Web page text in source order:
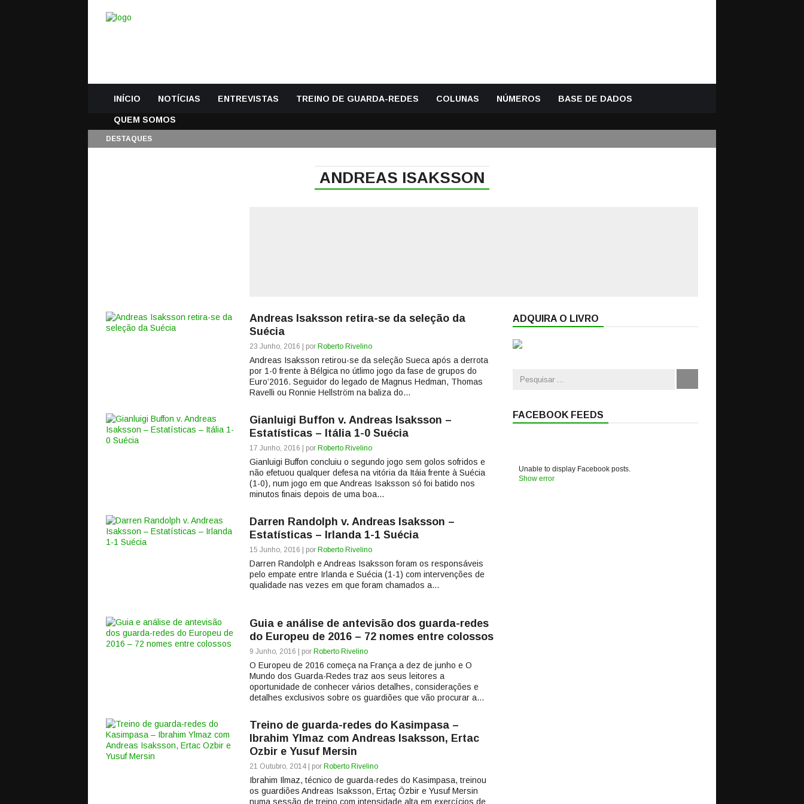
INÍCIO NOTÍCIAS ENTREVISTAS TREINO DE GUARDA-REDES COLUNAS NÚMEROS BASE DE DADOS
QUEM SOMOS
DESTAQUES
ANDREAS ISAKSSON
Andreas Isaksson retira-se da seleção da
Suécia
23 Junho, 2016 | por Roberto Rivelino
Andreas Isaksson retirou-se da seleção Sueca após a derrota
por 1-0 frente à Bélgica no útlimo jogo da fase de grupos do
Euro’2016. Seguidor do legado de Magnus Hedman, Thomas
Ravelli ou Ronnie Hellström na baliza do...
Gianluigi Buffon v. Andreas Isaksson –
Estatísticas – Itália 1-0 Suécia
17 Junho, 2016 | por Roberto Rivelino
Gianluigi Buffon concluiu o segundo jogo sem golos sofridos e
não efetuou qualquer defesa na vitória da Itáia frente à Suécia
(1-0), num jogo em que Andreas Isaksson só foi batido nos
minutos finais depois de uma boa...
Darren Randolph v. Andreas Isaksson –
Estatísticas – Irlanda 1-1 Suécia
15 Junho, 2016 | por Roberto Rivelino
Darren Randolph e Andreas Isaksson foram os responsáveis
pelo empate entre Irlanda e Suécia (1-1) com intervenções de
qualidade nas vezes em que foram chamados a...
Guia e análise de antevisão dos guarda-redes
do Europeu de 2016 – 72 nomes entre colossos
9 Junho, 2016 | por Roberto Rivelino
O Europeu de 2016 começa na França a dez de junho e O
Mundo dos Guarda-Redes traz aos seus leitores a
oportunidade de conhecer vários detalhes, considerações e
detalhes exclusivos sobre os guardiões que vão procurar a...
Treino de guarda-redes do Kasimpasa –
Ibrahim Ylmaz com Andreas Isaksson, Ertac
Ozbir e Yusuf Mersin
21 Outubro, 2014 | por Roberto Rivelino
Ibrahim Ilmaz, técnico de guarda-redes do Kasimpasa, treinou
os guardiões Andreas Isaksson, Ertaç Özbir e Yusuf Mersin
numa sessão de treino com intensidade alta em exercícios de
ADQUIRA O LIVRO
FACEBOOK FEEDS
Unable to display Facebook posts.
Show error